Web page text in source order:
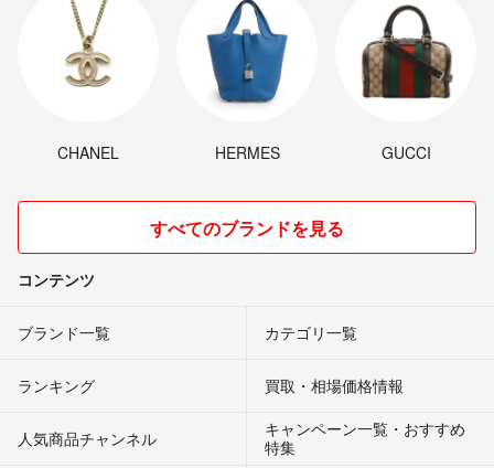
CHANEL HERMES GUCCI
すべてのブランドを見る
コンテンツ
ブランド一覧 カテゴリ一覧
ランキング 買取・相場価格情報
人気商品チャンネル
キャンペーン一覧・おすすめ
特集